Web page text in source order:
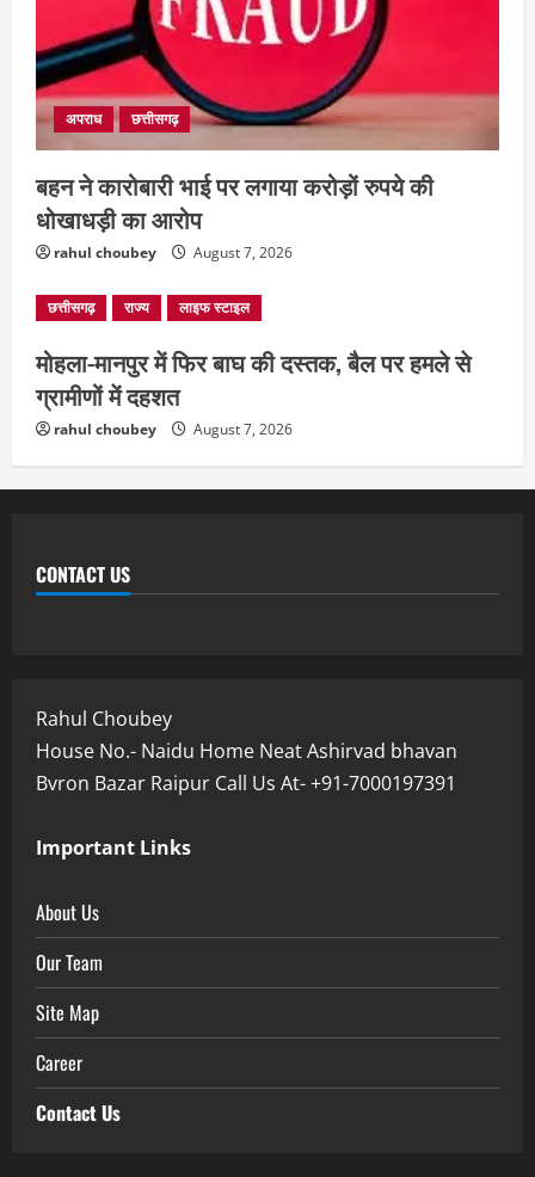
अपराध छत्तीसगढ़
बहन ने कारोबारी भाई पर लगाया करोड़ों रुपये की
धोखाधड़ी का आरोप
rahul choubey August 7, 2026
छत्तीसगढ़ राज्य लाइफ स्टाइल
मोहला-मानपुर में फिर बाघ की दस्तक, बैल पर हमले से
ग्रामीणों में दहशत
rahul choubey August 7, 2026
CONTACT US
Rahul Choubey
House No.- Naidu Home Neat Ashirvad bhavan
Bvron Bazar Raipur Call Us At- +91-7000197391
Important Links
About Us
Our Team
Site Map
Career
Contact Us